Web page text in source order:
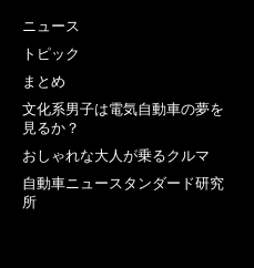
ニュース
トピック
まとめ
文化系男子は電気自動車の夢を
見るか？
おしゃれな大人が乗るクルマ
自動車ニュースタンダード研究
所